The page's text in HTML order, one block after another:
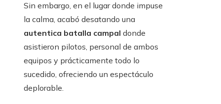
Sin embargo, en el lugar donde impuse
la calma, acabó desatando una
autentica batalla campal donde
asistieron pilotos, personal de ambos
equipos y prácticamente todo lo
sucedido, ofreciendo un espectáculo
deplorable.